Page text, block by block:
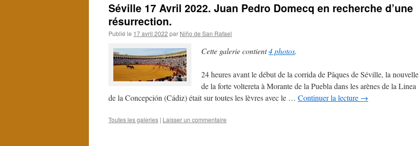
Séville 17 Avril 2022. Juan Pedro Domecq en recherche d’une
résurrection.
Publié le 17 avril 2022 par Niño de San Rafael
Cette galerie contient4 photos.
24 heures avant le début de la corrida de Pâques de Séville, la nouvelle
de la forte voltereta à Morante de la Puebla dans les arènes de la Linea
de la Concepción (Cádiz) était sur toutes les lèvres avec le … Continuer la lecture →
Toutes les galeries | Laisser un commentaire